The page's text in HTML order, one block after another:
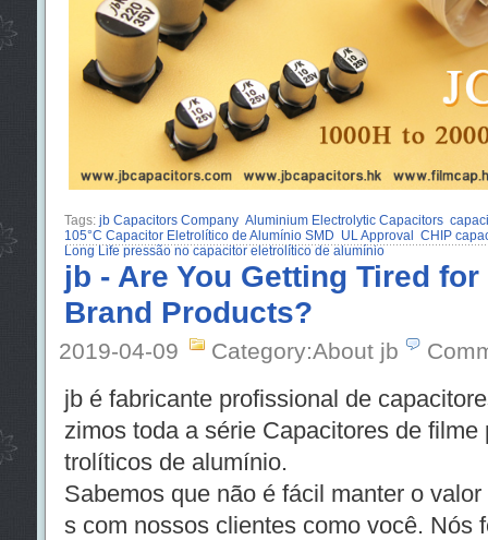
Tags: jb Capacitors Company Aluminium Electrolytic Capacitors
105°C Capacitor Eletrolítico de Alumínio SMD UL Approval
CHIP
Long Life pressão no capacitor eletrolítico de alumínio
jb - Are You Getting Tired
Brand Products?
2019-04-09 Category:About jb
jb é fabricante profissional de
zimos toda a série Capacitores de
trolíticos de alumínio.
Sabemos que não é fácil manter o
s com nossos clientes como você. Nós